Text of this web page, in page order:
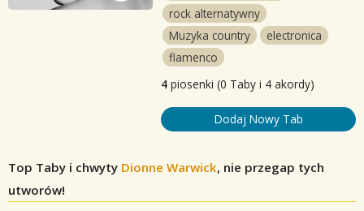
rock alternatywny
Muzyka country
electronica
flamenco
4 piosenki (0 Taby i 4 akordy)
Dodaj Nowy Tab
Top Taby i chwyty Dionne Warwick, nie przegap tych
utworów!